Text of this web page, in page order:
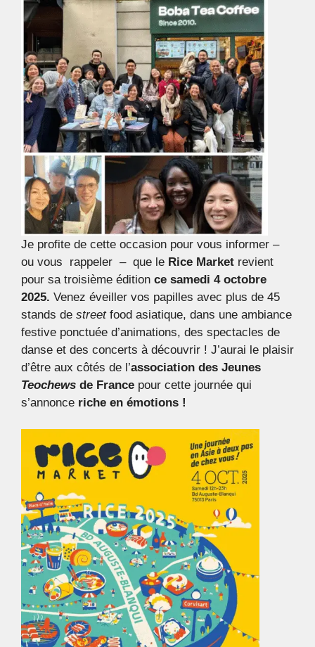
Je profite de cette occasion pour vous informer –
ou vous rappeler – que le Rice Market revient
pour sa troisième édition ce samedi 4 octobre
2025. Venez éveiller vos papilles avec plus de 45
stands de streetfood asiatique, dans une ambiance
festive ponctuée d’animations, des spectacles de
danse et des concerts à découvrir ! J’aurai le plaisir
d’être aux côtés de l’association des Jeunes
Teochews de France pour cette journée qui
s’annonce riche en émotions !